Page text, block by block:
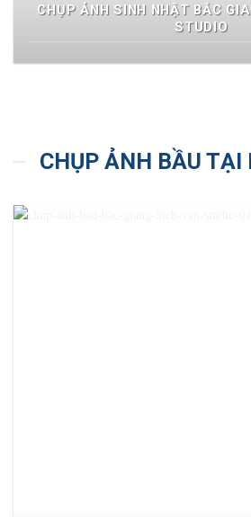
CHỤP ẢNH SINH NHẬT BẮC
STUDIO
CHỤP ẢNH BẦU TẠI